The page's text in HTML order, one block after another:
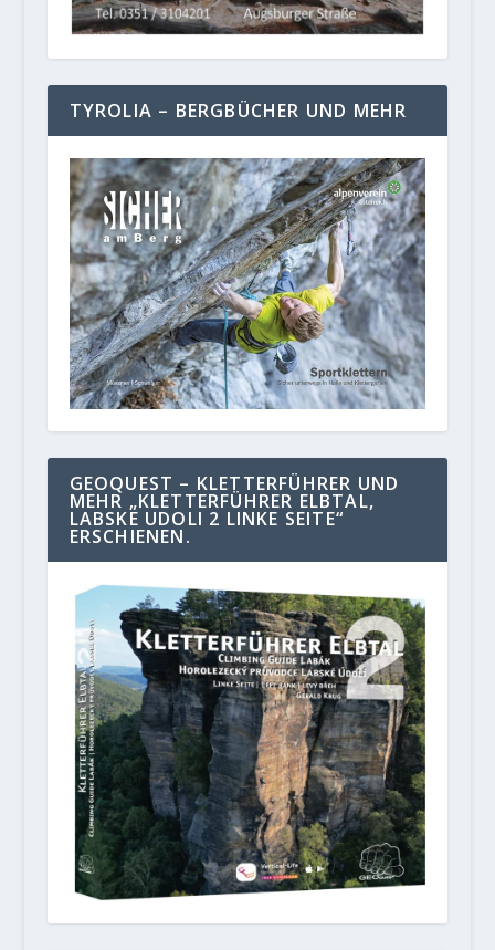
TYROLIA – BERGBÜCHER UND MEHR
GEOQUEST – KLETTERFÜHRER UND
MEHR „KLETTERFÜHRER ELBTAL,
LABSKE UDOLI 2 LINKE SEITE“
ERSCHIENEN.